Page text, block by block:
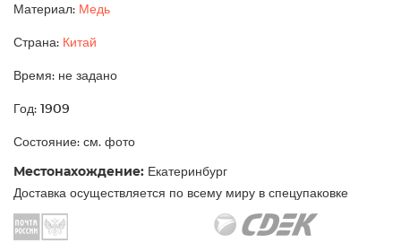
Материал: Медь
Страна: Китай
Время: не задано
Год: 1909
Состояние: см. фото
Местонахождение: Екатеринбург
Доставка осуществляется по всему миру в спецупаковке